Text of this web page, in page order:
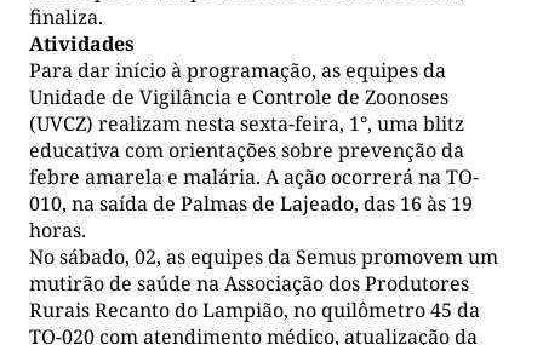
finaliza.
Atividades
Para dar início à programação, as equipes da
Unidade de Vigilância e Controle de Zoonoses
(UVCZ) realizam nesta sexta-feira, 1°, uma blitz
educativa com orientações sobre prevenção da
febre amarela e malária. A ação ocorrerá na TO-
010, na saída de Palmas de Lajeado, das 16 às 19
horas.
No sábado, 02, as equipes da Semus promovem um
mutirão de saúde na Associação dos Produtores
Rurais Recanto do Lampião, no quilômetro 45 da
TO-020 com atendimento médico, atualização da